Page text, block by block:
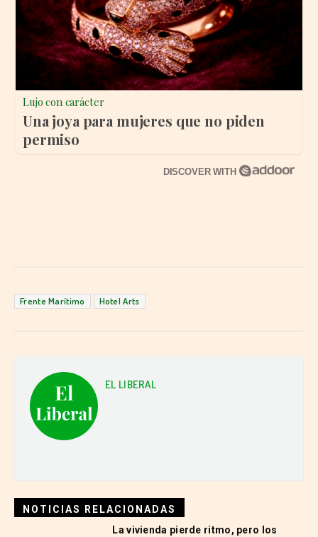
Lujo con carácter
Una joya para mujeres que no piden
permiso
DISCOVER WITH
Frente Marítimo Hotel Arts
EL LIBERAL
NOTICIAS RELACIONADAS
La vivienda pierde ritmo, pero los